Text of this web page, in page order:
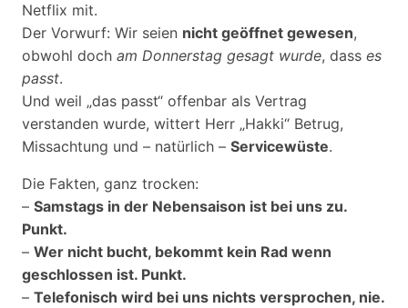
Netflix mit.
Der Vorwurf: Wir seien nicht geöffnet gewesen,
obwohl doch am Donnerstag gesagt wurde, dass es
passt.
Und weil „das passt“ offenbar als Vertrag
verstanden wurde, wittert Herr „Hakki“ Betrug,
Missachtung und – natürlich – Servicewüste.
Die Fakten, ganz trocken:
– Samstags in der Nebensaison ist bei uns zu.
Punkt.
– Wer nicht bucht, bekommt kein Rad wenn
geschlossen ist. Punkt.
– Telefonisch wird bei uns nichts versprochen, nie.